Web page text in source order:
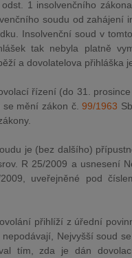
1 insolvenčního
soudu od zahájení
Insolvenční soud v
tak nebyla platně
a dovolatelova přihláška
řízení (do 31.
se mění zákon č.99/1963
je (bez dalšího)
R 25/2009 a usnesení
uveřejněné pod
přihlíží z úřední
Nejvyšší soud
tím, zda je dán